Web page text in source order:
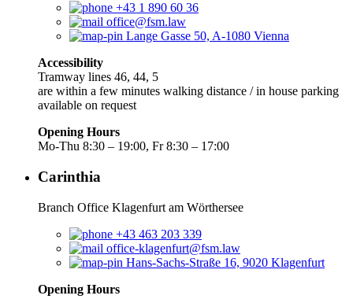
+43 1 890 60 36
office@fsm.law
Lange Gasse 50, A-1080 Vienna
Accessibility
Tramway lines 46, 44, 5
are within a few minutes walking distance / in house parking
available on request
Opening Hours
Mo-Thu 8:30 – 19:00, Fr 8:30 – 17:00
Carinthia
Branch Office Klagenfurt am Wörthersee
+43 463 203 339
office-klagenfurt@fsm.law
Hans-Sachs-Straße 16, 9020 Klagenfurt
Opening Hours